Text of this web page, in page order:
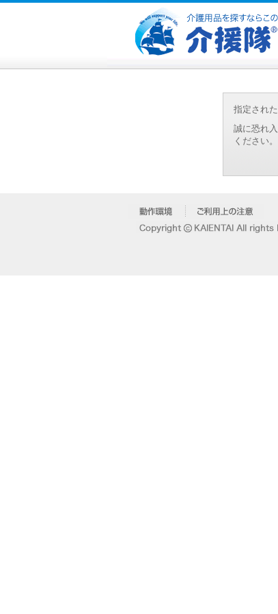
指定され
誠に恐れ
ください。